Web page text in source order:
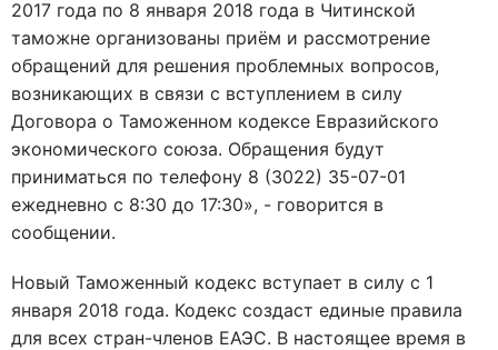
2017 года по 8 января 2018 года в Читинской
таможне организованы приём и рассмотрение
обращений для решения проблемных вопросов,
возникающих в связи с вступлением в силу
Договора о Таможенном кодексе Евразийского
экономического союза. Обращения будут
приниматься по телефону 8 (3022) 35-07-01
ежедневно с 8:30 до 17:30», - говорится в
сообщении.
Новый Таможенный кодекс вступает в силу с 1
января 2018 года. Кодекс создаст единые правила
для всех стран-членов ЕАЭС. В настоящее время в